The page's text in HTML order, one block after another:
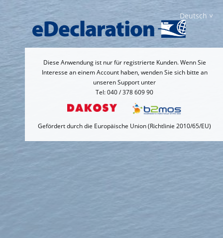
Diese Anwendung ist nur für registrierte Kunden. Wenn Sie
Interesse an einem Account haben, wenden Sie sich bitte an
unseren Support unter
Tel: 040 / 378 609 90
Gefördert durch die Europäische Union (Richtlinie 2010/65/EU)
Deutsch